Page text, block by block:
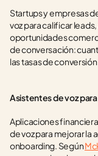
Startups y empresas
voz para calificar
oportunidades
de conversación:
las tasas de
Asistentes de voz
Aplicaciones
de voz para mejorar la
onboarding. Según